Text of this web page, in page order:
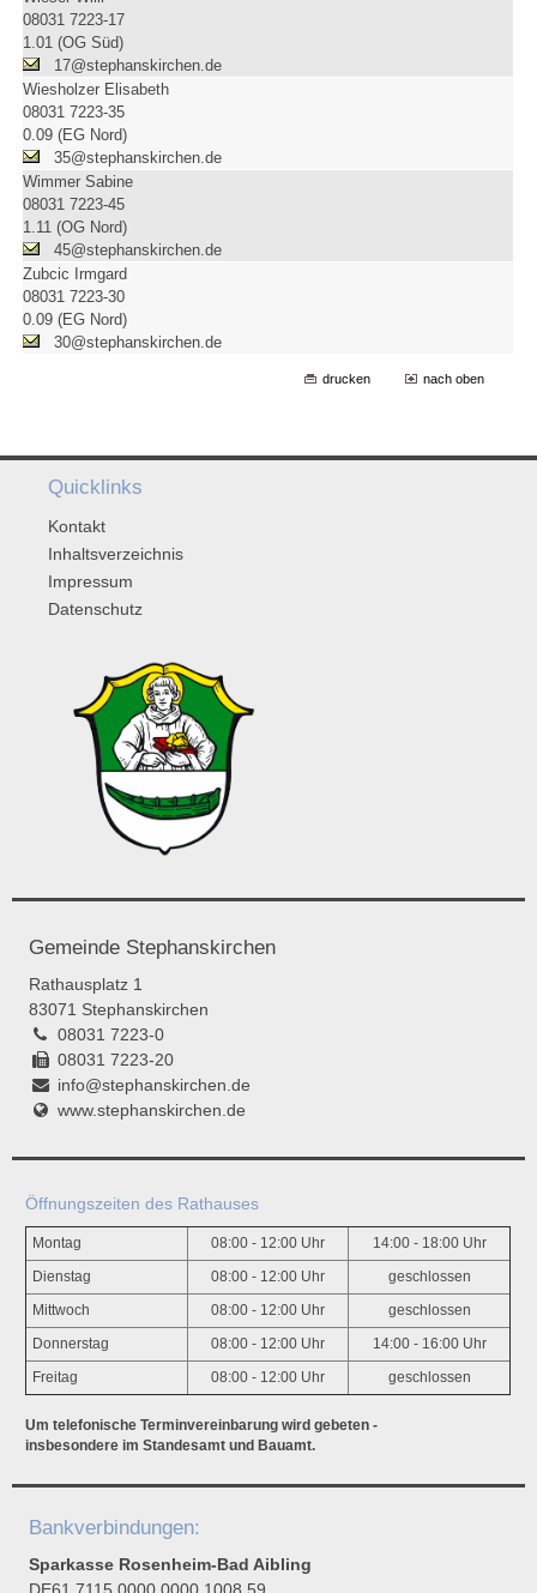
08031 7223-17
1.01 (OG Süd)
17@stephanskirchen.de
Wiesholzer Elisabeth
08031 7223-35
0.09 (EG Nord)
35@stephanskirchen.de
Wimmer Sabine
08031 7223-45
1.11 (OG Nord)
45@stephanskirchen.de
Zubcic Irmgard
08031 7223-30
0.09 (EG Nord)
30@stephanskirchen.de
drucken nach oben
Quicklinks
Kontakt
Inhaltsverzeichnis
Impressum
Datenschutz
Gemeinde Stephanskirchen
Rathausplatz 1
83071 Stephanskirchen
08031 7223-0
08031 7223-20
info@stephanskirchen.de
www.stephanskirchen.de
Öffnungszeiten des Rathauses
Montag 08:00 - 12:00 Uhr 14:00 - 18:00 Uhr
Dienstag 08:00 - 12:00 Uhr geschlossen
Mittwoch 08:00 - 12:00 Uhr geschlossen
Donnerstag 08:00 - 12:00 Uhr 14:00 - 16:00 Uhr
Freitag 08:00 - 12:00 Uhr geschlossen
Um telefonische Terminvereinbarung wird gebeten -
insbesondere im Standesamt und Bauamt.
Bankverbindungen:
Sparkasse Rosenheim-Bad Aibling